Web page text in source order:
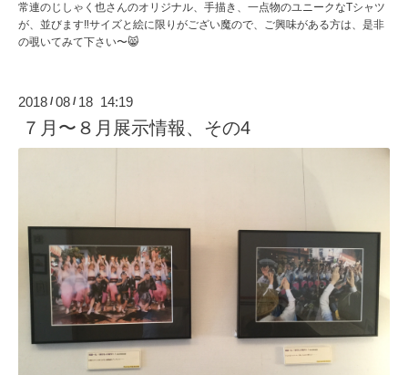
常連のじしゃく也さんのオリジナル、手描き、一点物のユニークなTシャツ
が、並びます‼️サイズと絵に限りがござい魔ので、ご興味がある方は、是非
の覗いてみて下さい〜😸
2018 /08 / 18 14:19
７月〜８月展示情報、その4